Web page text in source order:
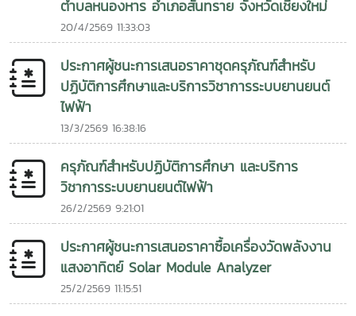
การขับเคลื่อนการพัฒนาทรัพยากรมนุษย์ การศึกษา และการใช้
พลังงานสะอาด เพื่อยกระดับคุณภาพชีวิตของประชาชน พร้อม
ร่วมสร้างสังคมที่เป็นมิตรต่อสิ่งแวดล้อม และก้าวสู่การพัฒนาที่
ยั่งยืนร่วมกันในอนาคต
เพื่อให้สามารถบริหารจัดการระบบได้ด้วยตนเอง โครงการนี้มีเป้า
หมายในการส่งเสริมการใช้พลังงานทดแทน เพิ่มการเข้าถึง
อากาศ และยกระดับคุณภาพชีวิตของชุมชน พร้อมสร้างต้นแบบ
การพัฒนาที่ยั่งยืนที่สามารถขยายผลไปยังพื้นที่อื่นในอนาคต การ
ดำเนินกิจกรรมในครั้งนี้สะท้อนถึงความมุ่งมั่นของวิทยาลัย
พลังงานทดแทน มหาวิทยาลัยแม่โจ้ ในการนำองค์ความรู้
เทคโนโลยี และนวัตกรรมด้านพลังงานทดแทนไปสร้างประโยชน์แก่
สังคม พร้อมส่งเสริมความร่วมมือทางวิชาการระหว่างประเทศไทย
และ สปป.ลาว เพื่อร่วมกันขับเคลื่อนการพัฒนาที่ยั่งยืนในระดับ
ภูมิภาคพลังงานสะอาด สร้างโอกาส พัฒนาคุณภาพชีวิต และ
เชื่อมโยงความร่วมมือสู่อนาคตที่ยั่งยืน ไม่เอาอิโมจิ
ตำบลหนองหาร อำเภอสันทราย จังหวัดเชียงใหม่
20/4/2569 11:33:03
ประกาศผู้ชนะการเสนอราคาชุดครุภัณฑ์สำหรับ
ปฏิบัติการศึกษาและบริการวิชาการระบบยานยนต์
ไฟฟ้า
13/3/2569 16:38:16
ครุภัณฑ์สำหรับปฏิบัติการศึกษา และบริการ
วิชาการระบบยานยนต์ไฟฟ้า
26/2/2569 9:21:01
ประกาศผู้ชนะการเสนอราคาซื้อเครื่องวัดพลังงาน
แสงอาทิตย์ Solar Module Analyzer
25/2/2569 11:15:51